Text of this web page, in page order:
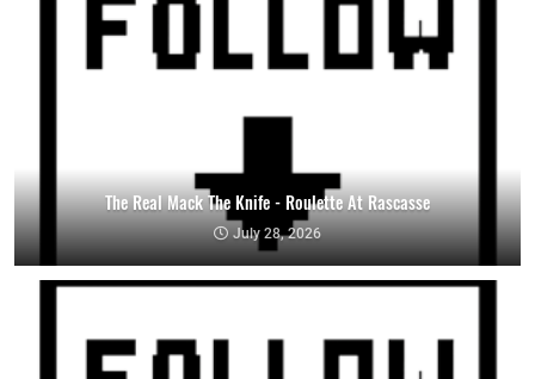
The Real Mack The Knife - Roulette At Rascasse
July 28, 2026